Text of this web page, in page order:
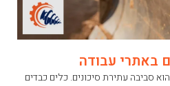
באתרי עבודה
סביבה עתירת סיכונים. כלים כבדים